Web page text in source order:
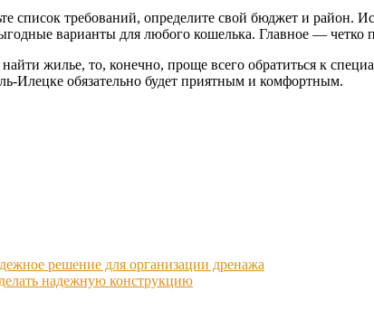
список требований, определите свой бюджет и
варианты для любого кошелька. Главное — четко
жилье, то, конечно, проще всего обратиться к
Илецке обязательно будет приятным и комфортным.
решение для организации дренажа
надежную конструкцию